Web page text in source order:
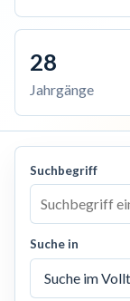
28
Jahrgänge
Suchbegriff
Suche in